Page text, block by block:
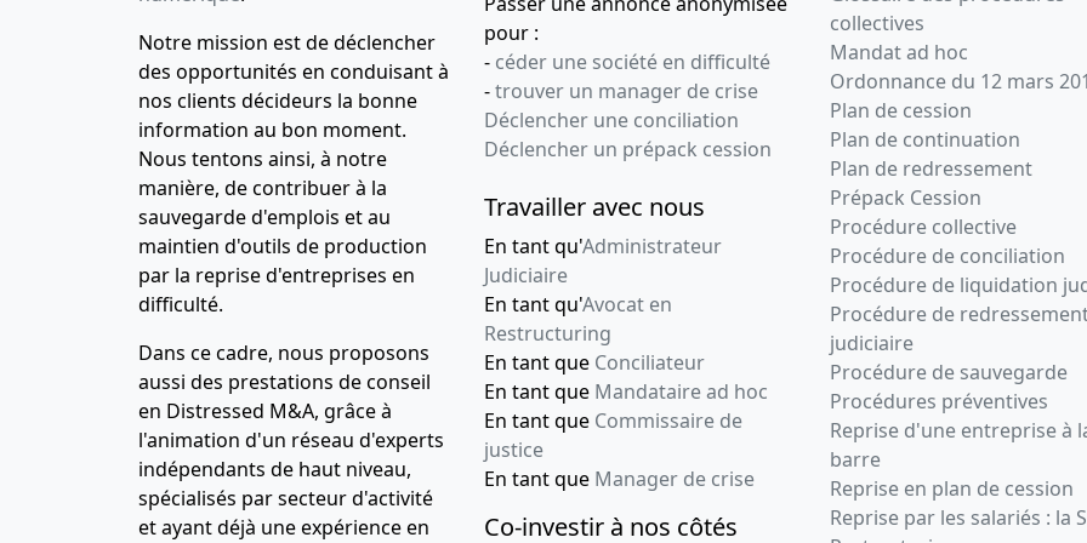
Notre mission est de déclencher
des opportunités en conduisant à
nos clients décideurs la bonne
information au bon moment.
Nous tentons ainsi, à notre
manière, de contribuer à la
sauvegarde d'emplois et au
maintien d'outils de production
par la reprise d'entreprises en
difficulté.
Dans ce cadre, nous proposons
aussi des prestations de conseil
en Distressed M&A, grâce à
l'animation d'un réseau d'experts
indépendants de haut niveau,
spécialisés par secteur d'activité
et ayant déjà une expérience en
pour :
- céder une société en difficulté
-trouver un manager de crise
Déclencher une conciliation
Déclencher un prépack cession
Travailler avec nous
En tant qu'Administrateur
Judiciaire
En tant qu'Avocat en
Restructuring
En tant que Conciliateur
En tant que Mandataire ad hoc
En tant que Commissaire de
justice
En tant que Manager de crise
Co-investir à nos côtés
collectives
Mandat ad hoc
Ordonnance du 12 mars
Plan de cession
Plan de continuation
Plan de redressement
Prépack Cession
Procédure collective
Procédure de conciliation
Procédure de liquidation
Procédure de
judiciaire
Procédure de sauvegarde
Procédures préventives
Reprise d'une entreprise à
barre
Reprise en plan de cession
Reprise par les salariés : la